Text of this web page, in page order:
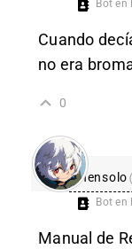
Bot en
Cuando
no era
0
hensolo
Bot en
Manual de